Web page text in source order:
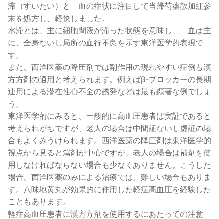
滞（すいたい）と 血の症状に注目して当帰芍薬散加紅参
末を処方し、軽快しました。
水滞とは、主に細胞間液が滞った状態を意味し、 血は主
に、全身ないし局所の血行不良を示す東洋医学的表現で
す。
また、西洋医薬の降圧剤では副作用の現れやすい症例も漢
方方剤の適用と考えられます。例えばβ-ブロッカーの長期
連用による潜在性心不全の誘発などは最も顕著な例でしょ
う。
東洋医学的にみると、一般的に高血圧患者は実証であると
考えられがちですが、老人の場合は中間証ないし虚証の場
合もよくみうけられます。西洋医薬の降圧剤は東洋医学的
視点から見ると瀉剤が中心ですが、老人の場合は補剤を使
用しなければならない場合も少なくありません。こうした
場合、西洋医薬のみによる治療では、難しい場合もありま
す。八味地黄丸が効果的に作用した軽症高血圧を経験した
こともあります。
軽症高血圧患者に漢方方剤を使用するにあたっての注意